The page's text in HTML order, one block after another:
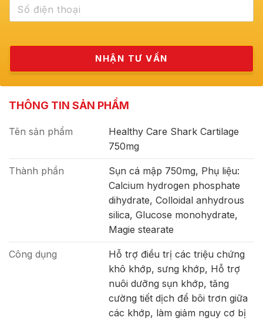
THÔNG TIN SẢN PHẨM
Tên sản phẩm
Healthy Care Shark Cartilage
750mg
Thành phần
Sụn cá mập 750mg, Phụ liệu:
Calcium hydrogen phosphate
dihydrate, Colloidal anhydrous
silica, Glucose monohydrate,
Magie stearate
Công dụng
Hỗ trợ điều trị các triệu chứng
khô khớp, sưng khớp, Hỗ trợ
nuôi dưỡng sụn khớp, tăng
cường tiết dịch để bôi trơn giữa
các khớp, làm giảm nguy cơ bị